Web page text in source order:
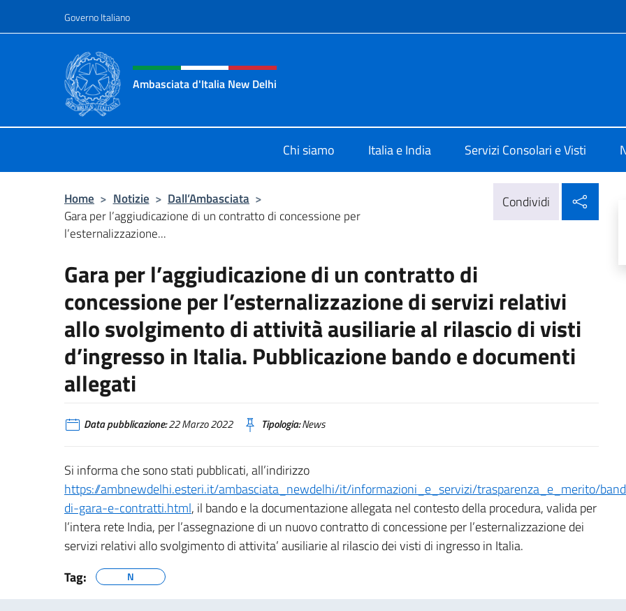
Governo Italiano
Intestazione sito, social e menù
Ambasciata d'Italia New Delhi
Chi siamo Italia e India Servizi Consolari e Visti
Home > Notizie > Dall’Ambasciata >
Gara per l’aggiudicazione di un contratto di concessione per
l’esternalizzazione...
Condividi
Gara per l’aggiudicazione di un contratto di
concessione per l’esternalizzazione di servizi relativi
allo svolgimento di attività ausiliarie al rilascio di visti
d’ingresso in Italia. Pubblicazione bando e documenti
allegati
Data pubblicazione:22 Marzo 2022 Tipologia:News
Si informa che sono stati pubblicati, all’indirizzo
https://ambnewdelhi.esteri.it/ambasciata_newdelhi/it/informazioni_e_servizi/trasparenza_e_merito/
di-gara-e-contratti.html, il bando e la documentazione allegata nel contesto della procedura, valida per
l’intera rete India, per l’assegnazione di un nuovo contratto di concessione per l’esternalizzazione dei
servizi relativi allo svolgimento di attivita’ ausiliarie al rilascio dei visti di ingresso in Italia.
Tag:
N